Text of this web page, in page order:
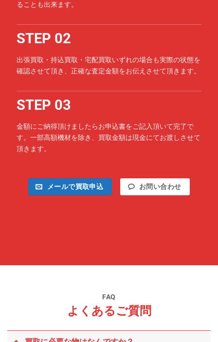
ることも出来ます。
STEP 02
出張買取・持込買取・宅配買取いずれの場合も実際の状態を
確認させて頂き、正確な査定金額をお伝えさせて頂きます。
STEP 03
金額にご納得頂けましたらお申込書をご記入頂いて完了で
す。一部高額機材を除き、買取金額は現金にてお渡しさせて
頂きます。
メールで買取申込 お問い合わせ
FAQ
よくあるご質問